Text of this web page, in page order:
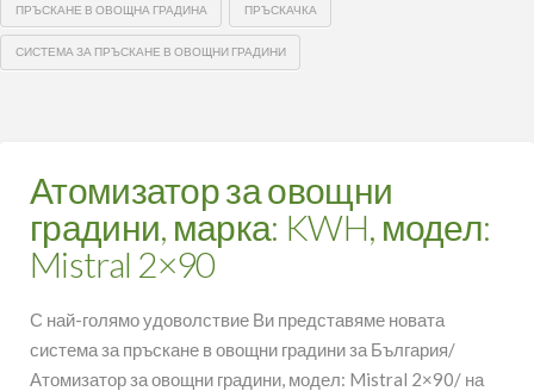
ПРЪСКАНЕ В ОВОЩНА ГРАДИНА ПРЪСКАЧКА
СИСТЕМА ЗА ПРЪСКАНЕ В ОВОЩНИ ГРАДИНИ
Атомизатор за овощни
градини, марка: KWH, модел:
Mistral 2×90
С най-голямо удоволствие Ви представяме новата
система за пръскане в овощни градини за България/
Атомизатор за овощни градини, модел: Mistral 2×90/ на